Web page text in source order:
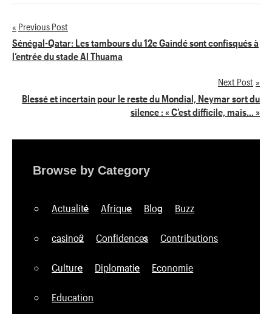
Navigation
de
Previous Post
Sénégal-Qatar: Les tambours du 12e Gaindé sont confisqués à
l’entrée du stade Al Thuama
Next Post
Blessé et incertain pour le reste du Mondial, Neymar sort du
silence : « C’est difficile, mais… »
Browse by Category
Actualité Afrique Blog Buzz
casino2 Confidences Contributions
Culture Diplomatie Economie
Education